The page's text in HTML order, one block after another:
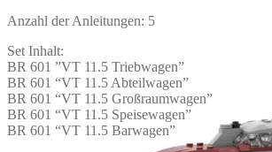
Anzahl der Anleitungen: 5
Set Inhalt:
BR 601 ”VT 11.5 Triebwagen”
BR 601 “VT 11.5 Abteilwagen”
BR 601 “VT 11.5 Großraumwagen”
BR 601 “VT 11.5 Speisewagen”
BR 601 “VT 11.5 Barwagen”